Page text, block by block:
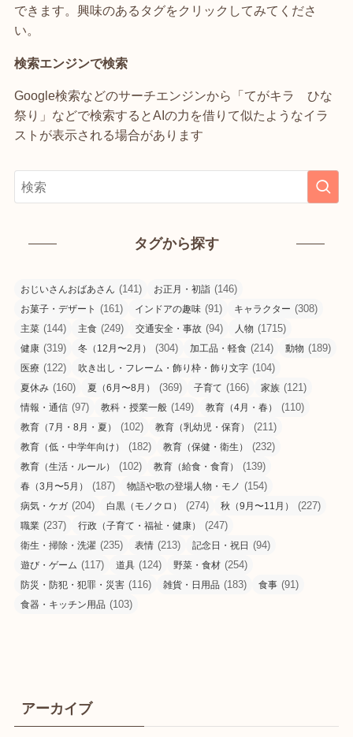
できます。興味のあるタグをクリックしてみてくださ
い。
検索エンジンで検索
Google検索などのサーチエンジンから「てがキラ ひな
祭り」などで検索するとAIの力を借りて似たようなイラ
ストが表示される場合があります
タグから探す
おじいさんおばあさん (141) お正月・初詣 (146)
お菓子・デザート (161) インドアの趣味 (91) キャラクター (308)
主菜 (144) 主食 (249) 交通安全・事故 (94) 人物 (1715)
健康 (319) 冬（12月〜2月） (304) 加工品・軽食 (214) 動物 (189)
医療 (122) 吹き出し・フレーム・飾り枠・飾り文字 (104)
夏休み (160) 夏（6月〜8月） (369) 子育て (166) 家族 (121)
情報・通信 (97) 教科・授業一般 (149) 教育（4月・春） (110)
教育（7月・8月・夏） (102) 教育（乳幼児・保育） (211)
教育（低・中学年向け） (182) 教育（保健・衛生） (232)
教育（生活・ルール） (102) 教育（給食・食育） (139)
春（3月〜5月） (187) 物語や歌の登場人物・モノ (154)
病気・ケガ (204) 白黒（モノクロ） (274) 秋（9月〜11月） (227)
職業 (237) 行政（子育て・福祉・健康） (247)
衛生・掃除・洗濯 (235) 表情 (213) 記念日・祝日 (94)
遊び・ゲーム (117) 道具 (124) 野菜・食材 (254)
防災・防犯・犯罪・災害 (116) 雑貨・日用品 (183) 食事 (91)
食器・キッチン用品 (103)
アーカイブ